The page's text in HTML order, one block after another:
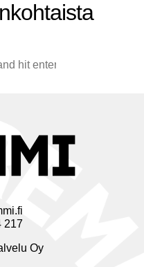
217
Oy